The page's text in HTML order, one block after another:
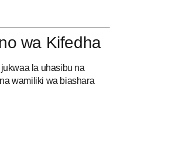
wa Kifedha
la uhasibu na
wamiliki wa biashara